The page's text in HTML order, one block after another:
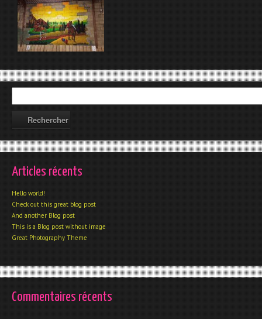
Articles récents
Hello world!
Check out this great blog post
And another Blog post
This is a Blog post without image
Great Photography Theme
Commentaires récents